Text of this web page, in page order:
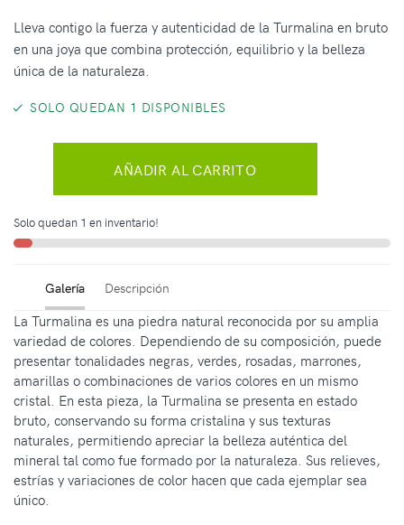
Lleva contigo la fuerza y autenticidad de la Turmalina en bruto
en una joya que combina protección, equilibrio y la belleza
única de la naturaleza.
SOLO QUEDAN 1 DISPONIBLES
AÑADIR AL CARRITO
Solo quedan 1 en inventario!
Galería Descripción
La Turmalina es una piedra natural reconocida por su amplia
variedad de colores. Dependiendo de su composición, puede
presentar tonalidades negras, verdes, rosadas, marrones,
amarillas o combinaciones de varios colores en un mismo
cristal. En esta pieza, la Turmalina se presenta en estado
bruto, conservando su forma cristalina y sus texturas
naturales, permitiendo apreciar la belleza auténtica del
mineral tal como fue formado por la naturaleza. Sus relieves,
estrías y variaciones de color hacen que cada ejemplar sea
único.